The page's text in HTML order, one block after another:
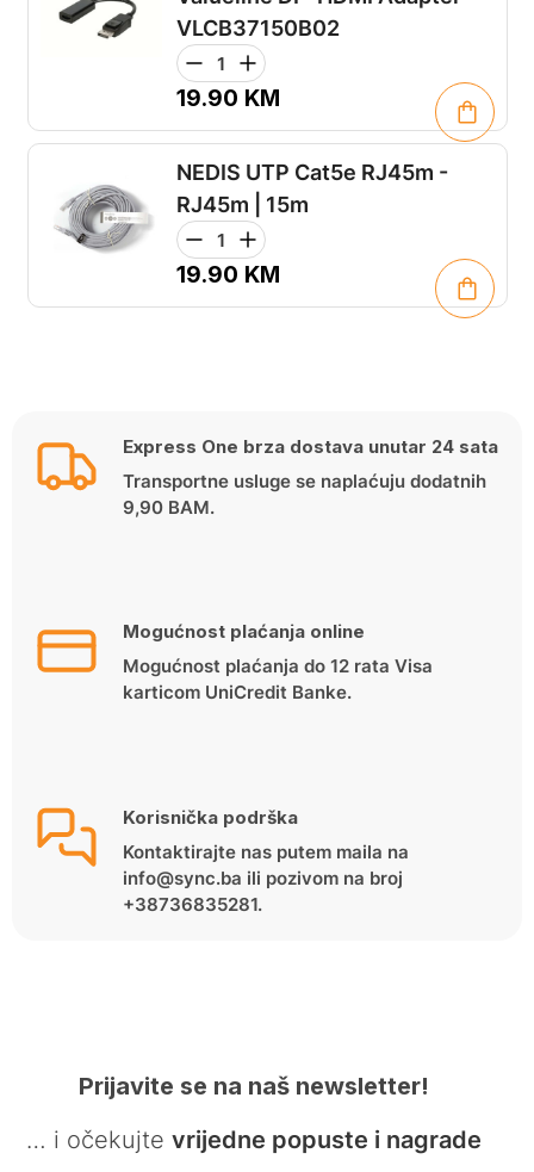
VLCB37150B02
19.90 KM
NEDIS UTP Cat5e RJ45m -
RJ45m | 15m
19.90 KM
Express One brza dostava unutar 24 sata
Transportne usluge se naplaćuju dodatnih
9,90 BAM.
Mogućnost plaćanja online
Mogućnost plaćanja do 12 rata Visa
karticom UniCredit Banke.
Korisnička podrška
Kontaktirajte nas putem maila na
info@sync.ba ili pozivom na broj
+38736835281.
Prijavite se na naš newsletter!
… i očekujte vrijedne popuste i nagrade